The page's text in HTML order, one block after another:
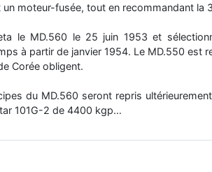
moteur-fusée, tout en recommandant la
le MD.560 le 25 juin 1953 et
à partir de janvier 1954. Le MD.550 est
Corée obligent.
du MD.560 seront repris
101G-2 de 4400 kgp…